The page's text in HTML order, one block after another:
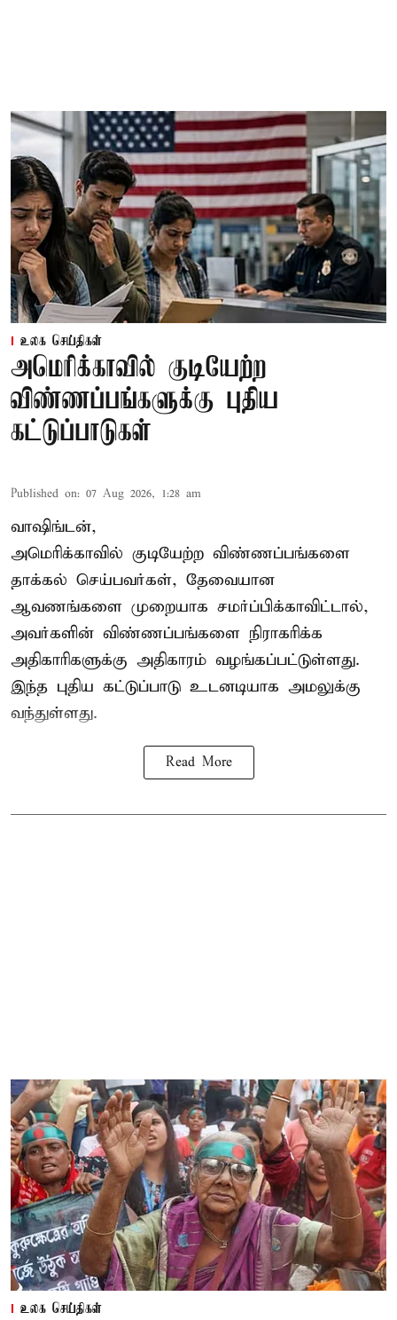
உலக செய்திகள்
அமெரிக்காவில் குடியேற்ற
விண்ணப்பங்களுக்கு புதிய
கட்டுப்பாடுகள்
Published on: 07 Aug 2026, 1:28 am
வாஷிங்டன்,
அமெரிக்காவில் குடியேற்ற விண்ணப்பங்களை
தாக்கல் செய்பவர்கள், தேவையான
ஆவணங்களை முறையாக சமர்ப்பிக்காவிட்டால்,
அவர்களின் விண்ணப்பங்களை நிராகரிக்க
அதிகாரிகளுக்கு அதிகாரம் வழங்கப்பட்டுள்ளது.
இந்த புதிய கட்டுப்பாடு உடனடியாக அமலுக்கு
வந்துள்ளது.
Read More
உலக செய்திகள்